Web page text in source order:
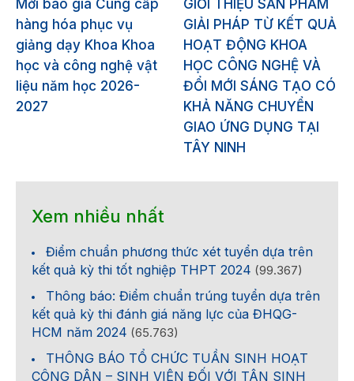
Mời báo giá Cung cấp
hàng hóa phục vụ
giảng dạy Khoa Khoa
học và công nghệ vật
liệu năm học 2026-
2027
GIỚI THIỆU SẢN PHẨM
GIẢI PHÁP TỪ KẾT QUẢ
HOẠT ĐỘNG KHOA
HỌC CÔNG NGHỆ VÀ
ĐỔI MỚI SÁNG TẠO CÓ
KHẢ NĂNG CHUYỂN
GIAO ỨNG DỤNG TẠI
TÂY NINH
Xem nhiều nhất
Điểm chuẩn phương thức xét tuyển dựa trên
kết quả kỳ thi tốt nghiệp THPT 2024 (99.367)
Thông báo: Điểm chuẩn trúng tuyển dựa trên
kết quả kỳ thi đánh giá năng lực của ĐHQG-
HCM năm 2024 (65.763)
THÔNG BÁO TỔ CHỨC TUẦN SINH HOẠT
CÔNG DÂN – SINH VIÊN ĐỐI VỚI TÂN SINH